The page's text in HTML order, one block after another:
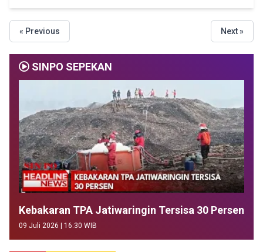
« Previous Next »
SINPO SEPEKAN
Kebakaran TPA Jatiwaringin Tersisa 30 Persen
09 Juli 2026 | 16:30 WIB